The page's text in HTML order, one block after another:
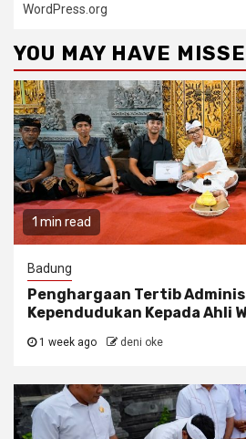
WordPress.org
YOU MAY HAVE
1 min read
Badung
Penghargaan Tertib
Kependudukan Kepada Ahli
1 week ago deni oke